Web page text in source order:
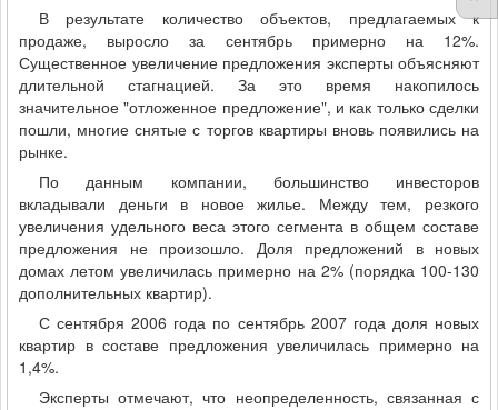
В результате количество объектов, предлагаемых к
продаже, выросло за сентябрь примерно на 12%.
Существенное увеличение предложения эксперты объясняют
длительной стагнацией. За это время накопилось
значительное "отложенное предложение", и как только сделки
пошли, многие снятые с торгов квартиры вновь появились на
рынке.
По данным компании, большинство инвесторов
вкладывали деньги в новое жилье. Между тем, резкого
увеличения удельного веса этого сегмента в общем составе
предложения не произошло. Доля предложений в новых
домах летом увеличилась примерно на 2% (порядка 100-130
дополнительных квартир).
С сентября 2006 года по сентябрь 2007 года доля новых
квартир в составе предложения увеличилась примерно на
1,4%.
Эксперты отмечают, что неопределенность, связанная с